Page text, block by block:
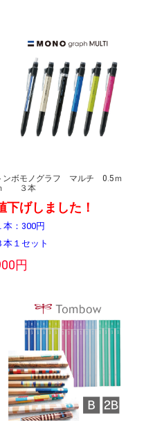
ンボモノグラフ マルチ 0.5ｍ
３本
下げしました！
本：300円
本１セット
円